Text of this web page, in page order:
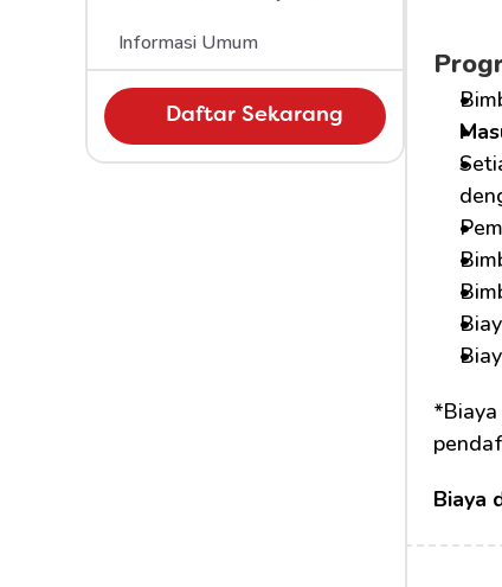
Informasi Umum
Daftar Sekarang
*Biaya
Biaya